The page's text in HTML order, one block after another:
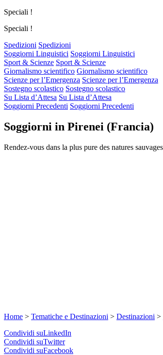
Speciali !
Speciali !
Spedizioni Spedizioni
Soggiorni Linguistici Soggiorni Linguistici
Sport & Scienze Sport & Scienze
Giornalismo scientifico Giornalismo scientifico
Scienze per l’Emergenza Scienze per l’Emergenza
Sostegno scolastico Sostegno scolastico
Su Lista d’Attesa Su Lista d’Attesa
Soggiorni Precedenti Soggiorni Precedenti
Soggiorni in Pirenei (Francia)
Rendez-vous dans la plus pure des natures
Home > Tematiche e Destinazioni > Destinazioni >
Condividi suLinkedIn
Condividi suTwitter
Condividi suFacebook